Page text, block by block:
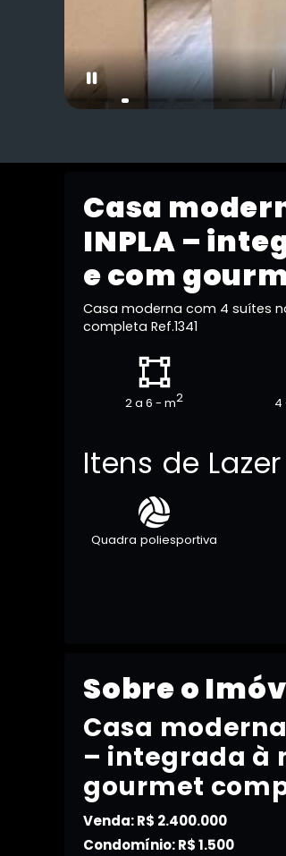
Casa
INPLA –
e com
Casa moderna com 4 suítes
completa Ref.1341
2 a 6 - m2 4
Itens de Lazer
Quadra poliesportiva
Sobre o
Casa
– integrada à
gourmet
Venda: R$ 2.400.000
Condomínio: R$ 1.500